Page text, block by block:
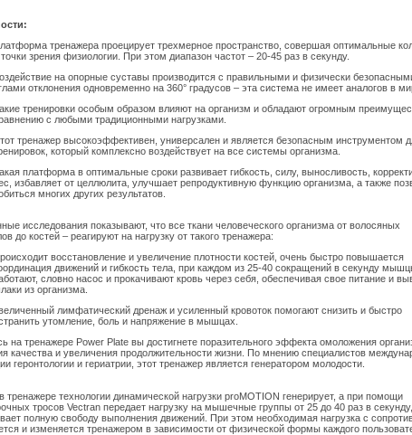
тренажера проецирует трехмерное пространство, совершая оптимальные
зрения физиологии. При этом диапазон частот – 20-45 раз в секунду.
на опорные суставы производится с правильными и физически
отклонения одновременно на 360° градусов – эта система не имеет аналогов в
тренировки особым образом влияют на организм и обладают огромным
с любыми традиционными нагрузками.
тренажер высокоэффективен, универсален и является безопасным инструментом
который комплексно воздействует на все системы организма.
платформа в оптимальные сроки развивает гибкость, силу, выносливость,
избавляет от целлюлита, улучшает репродуктивную функцию организма, а также
многих других результатов.
исследования показывают, что все ткани человеческого организма от волосяных
до костей – реагируют на нагрузку от такого тренажера:
восстановление и увеличение плотности костей, очень быстро повышается
движений и гибкость тела, при каждом из 25-40 сокращений в секунду
словно насос и прокачивают кровь через себя, обеспечивая свое питание и
из организма.
лимфатический дренаж и усиленный кровоток помогают снизить и быстро
утомление, боль и напряжение в мышцах.
на тренажере Power Plate вы достигнете поразительного эффекта омоложения
качества и увеличения продолжительности жизни. По мнению специалистов
геронтологии и гериатрии, этот тренажер является генератором молодости.
тренажере технологии динамической нагрузки proMOTION генерирует, а при помощи
тросов Vectran передает нагрузку на мышечные группы от 25 до 40 раз в
полную свободу выполнения движений. При этом необходимая нагрузка с
и изменяется тренажером в зависимости от физической формы каждого